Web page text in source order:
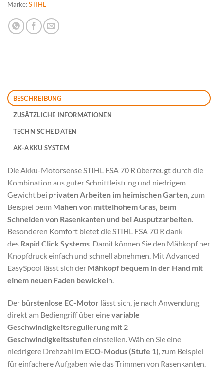
Marke:STIHL
BESCHREIBUNG
ZUSÄTZLICHE INFORMATIONEN
TECHNISCHE DATEN
AK-AKKU SYSTEM
Die Akku-Motorsense STIHL FSA 70 R überzeugt durch die
Kombination aus guter Schnittleistung und niedrigem
Gewicht bei privaten Arbeiten im heimischen Garten, zum
Beispiel beim Mähen von mittelhohem Gras, beim
Schneiden von Rasenkanten und bei Ausputzarbeiten.
Besonderen Komfort bietet die STIHL FSA 70 R dank
des Rapid Click Systems. Damit können Sie den Mähkopf per
Knopfdruck einfach und schnell abnehmen. Mit Advanced
EasySpool lässt sich der Mähkopf bequem in der Hand mit
einem neuen Faden bewickeln.
Der bürstenlose EC-Motor lässt sich, je nach Anwendung,
direkt am Bediengriff über einevariable
Geschwindigkeitsregulierung mit 2
Geschwindigkeitsstufeneinstellen. Wählen Sie eine
niedrigere Drehzahl im ECO-Modus (Stufe 1), zum Beispiel
für einfachere Aufgaben wie das Trimmen von Rasenkanten.